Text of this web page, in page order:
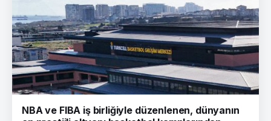
NBA ve FIBA iş birliğiyle düzenlenen, dünyanın